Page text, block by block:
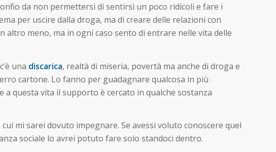
da non permettersi di sentirsi un poco ridicoli e fare i
per uscire dalla droga, ma di creare delle relazioni con
altro meno, ma in ogni caso sento di entrare nelle vita delle
una discarica, realtà di miseria, povertà ma anche di droga e
cartone. Lo fanno per guadagnare qualcosa in più
questa vita il supporto è cercato in qualche sostanza
cui mi sarei dovuto impegnare. Se avessi voluto conoscere quel
sociale lo avrei potuto fare solo standoci dentro.